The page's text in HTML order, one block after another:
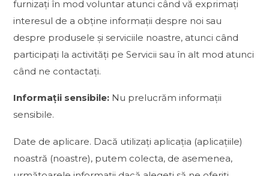
furnizați în mod voluntar atunci când vă exprimați
interesul de a obține informații despre noi sau
despre produsele și serviciile noastre, atunci când
participați la activități pe Servicii sau în alt mod atunci
când ne contactați.
Informații sensibile: Nu prelucrăm informații
sensibile.
Date de aplicare. Dacă utilizați aplicația (aplicațiile)
noastră (noastre), putem colecta, de asemenea,